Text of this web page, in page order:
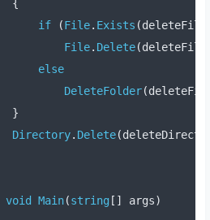
{
if
(File. Exists (deleteFile
File. Delete(deleteFile
else
DeleteFolder(
}
Directory. Delete(
void Main(string [] args)